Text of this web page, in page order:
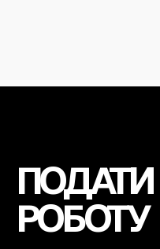
ПОДАТИ
РОБОТУ